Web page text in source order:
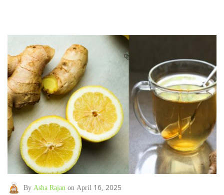
By Asha Rajan on April 16, 2025